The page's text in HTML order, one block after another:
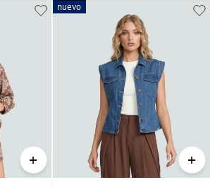
nuevo
+
nuevo
+